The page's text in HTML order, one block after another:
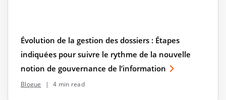
Évolution de la gestion des dossiers : Étapes
indiquées pour suivre le rythme de la nouvelle
notion de gouvernance de l’information
Blogue | 4 min read